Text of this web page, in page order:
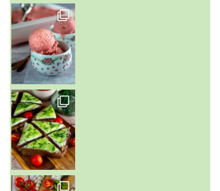
~ NICE CREAM À LA FRAISE ~
Presque un mois que
~ SALADE DE PÂTES AUX DEUX TOMATES THON ET BURRA